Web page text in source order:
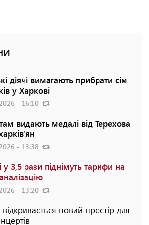
діячі вимагають прибрати сім
у Харкові
- 16:10
видають медалі від Терехова
- 13:38
у 3,5 рази піднімуть тарифи на
- 13:20
новий простір для